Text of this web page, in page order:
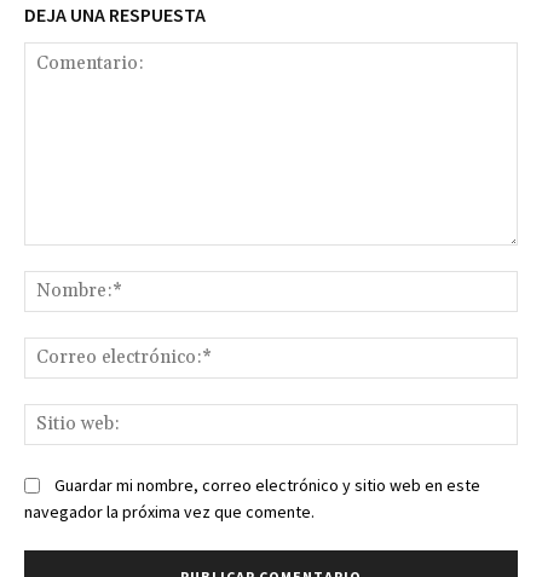
DEJA UNA RESPUESTA
Guardar mi nombre, correo electrónico y sitio web en este
navegador la próxima vez que comente.